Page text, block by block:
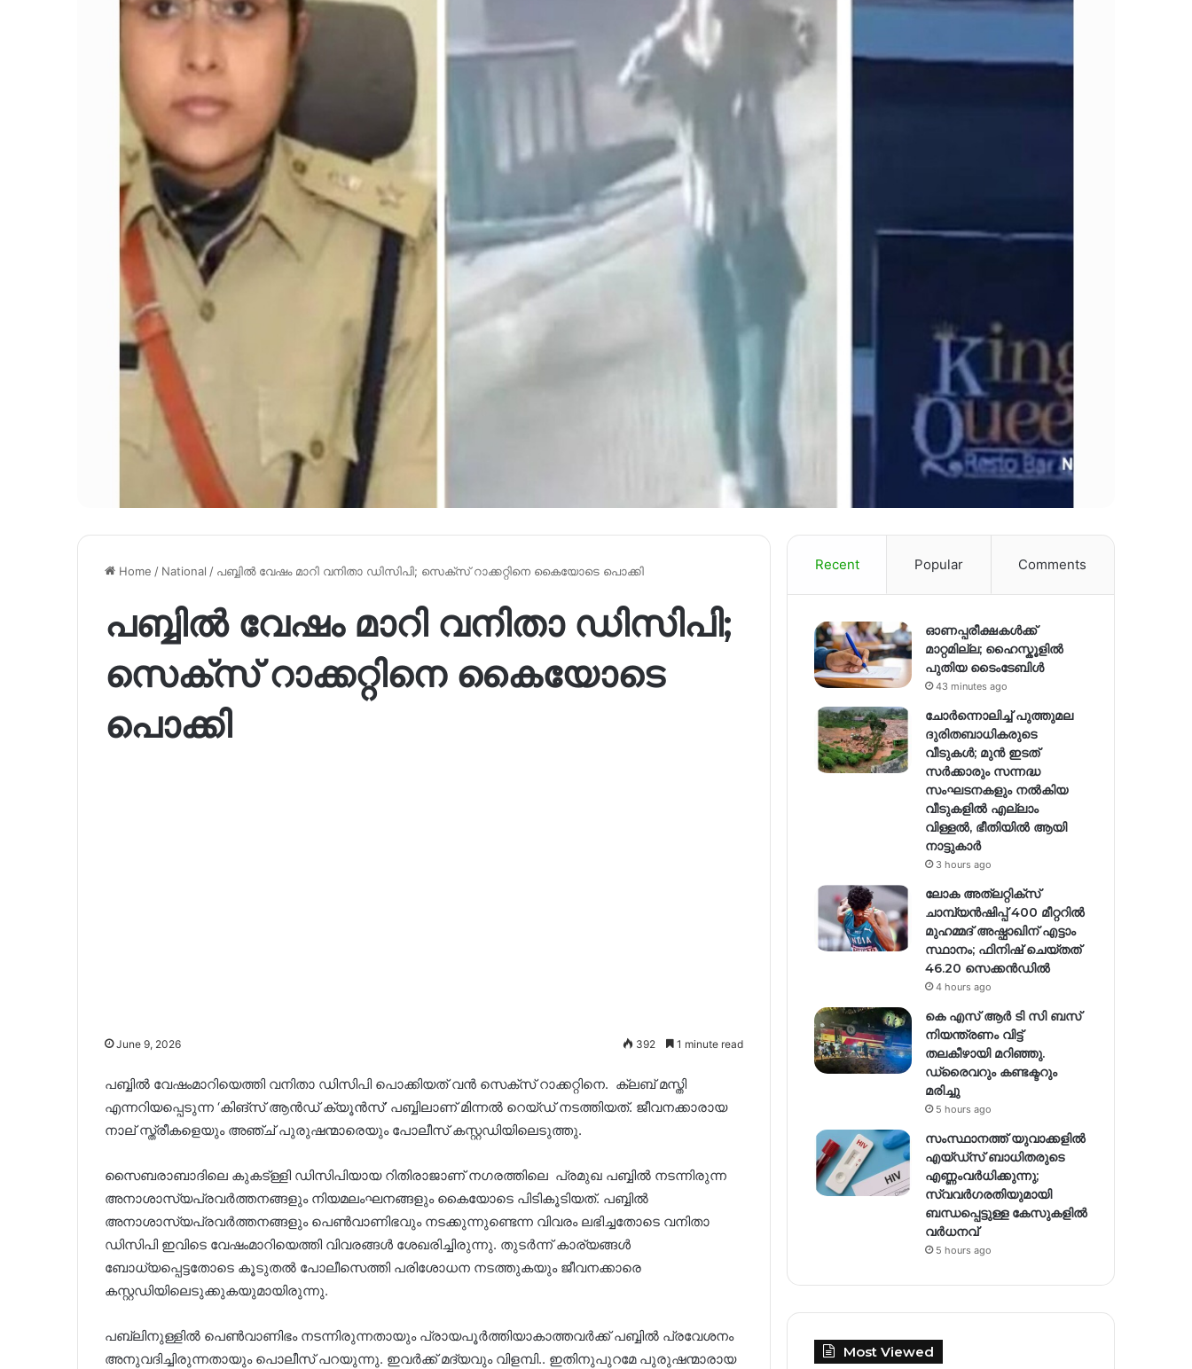
Home / National / പബ്ബില്‍ വേഷം മാറി വനിതാ ഡിസിപി; സെക്‌സ് റാക്കറ്റിനെ കൈയോടെ പൊക്കി
പബ്ബില്‍ വേഷം മാറി വനിതാ ഡിസിപി;
സെക്‌സ് റാക്കറ്റിനെ കൈയോടെ
പൊക്കി
June 9, 2026 392 1 minute read
പബ്ബില്‍ വേഷംമാറിയെത്തി വനിതാ ഡിസിപി പൊക്കിയത് വന്‍ സെക്സ് റാക്കറ്റിനെ. ക്ലബ് മസ്തി
എന്നറിയപ്പെടുന്ന ‘കിങ്‌സ് ആൻഡ് ക്യൂൻസ്’ പബ്ബിലാണ് മിന്നൽ റെയ്ഡ് നടത്തിയത്. ജീവനക്കാരായ
നാല് സ്ത്രീകളെയും അഞ്ച് പുരുഷന്മാരെയും പോലീസ് കസ്റ്റഡിയിലെടുത്തു.
സൈബരാബാദിലെ കുകട്ള്ളി ഡിസിപിയായ റിതിരാജാണ് നഗരത്തിലെ പ്രമുഖ പബ്ബിൽ നടന്നിരുന്ന
അനാശാസ്യപ്രവർത്തനങ്ങളും നിയമലംഘനങ്ങളും കൈയോടെ പിടികൂടിയത്. പബ്ബിൽ
അനാശാസ്യപ്രവർത്തനങ്ങളും പെൺവാണിഭവും നടക്കുന്നുണ്ടെന്ന വിവരം ലഭിച്ചതോടെ വനിതാ
ഡിസിപി ഇവിടെ വേഷംമാറിയെത്തി വിവരങ്ങൾ ശേഖരിച്ചിരുന്നു. തുടർന്ന് കാര്യങ്ങൾ
ബോധ്യപ്പെട്ടതോടെ കൂടുതൽ പോലീസെത്തി പരിശോധന നടത്തുകയും ജീവനക്കാരെ
കസ്റ്റഡിയിലെടുക്കുകയുമായിരുന്നു. ‌
പബ്ലിനുള്ളില്‍ പെണ്‍വാണിഭം നടന്നിരുന്നതായും പ്രായപൂർത്തിയാകാത്തവർക്ക് പബ്ബിൽ പ്രവേശനം
അനുവദിച്ചിരുന്നതായും പൊലീസ് പറയുന്നു. ഇവർക്ക് മദ്യവും വിളമ്പി.. ഇതിനുപുറമേ പുരുഷന്മാരായ
Recent Popular Comments
ഓണപ്പരീക്ഷകൾക്ക്
മാറ്റമില്ല; ഹൈസ്കൂളിൽ
പുതിയ ടൈംടേബിൾ
43 minutes ago
ചോർന്നൊലിച്ച് പുത്തുമല
ദുരിതബാധികരുടെ
വീടുകൾ; മുൻ ഇടത്
സർക്കാരും സന്നദ്ധ
സംഘടനകളും നൽകിയ
വീടുകളിൽ എല്ലാം
വിള്ളൽ, ഭീതിയിൽ ആയി
നാട്ടുകാർ
3 hours ago
ലോക അത്‌ലറ്റിക്‌സ്
ചാമ്പ്യൻഷിപ്പ് 400 മീറ്ററിൽ
മുഹമ്മദ് അഷ്ഫാഖിന് എട്ടാം
സ്ഥാനം; ഫിനിഷ് ചെയ്തത്
46.20 സെക്കൻഡിൽ
4 hours ago
കെ എസ് ആർ ടി സി ബസ്
നിയന്ത്രണം വിട്ട്
തലകീഴായി മറിഞ്ഞു.
ഡ്രൈവറും കണ്ടക്ടറും
മരിച്ചു
5 hours ago
സംസ്ഥാനത്ത് യുവാക്കളിൽ
എയ്ഡ്സ് ബാധിതരുടെ
എണ്ണംവർധിക്കുന്നു;
സ്വവർഗരതിയുമായി
ബന്ധപ്പെട്ടുള്ള കേസുകളിൽ
വര്‍ധനവ്
5 hours ago
Most Viewed